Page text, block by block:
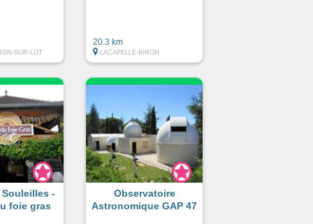
SUR-LOT
20.3 km
LACAPELLE-BIRON
Souleilles -
foie gras
Observatoire
Astronomique GAP 47